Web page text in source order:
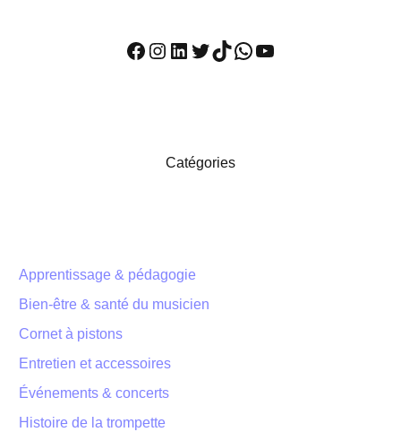
Facebook
Instagram
LinkedIn
Twitter
TikTok
WhatsApp
YouTube
Catégories
Apprentissage & pédagogie
Bien-être & santé du musicien
Cornet à pistons
Entretien et accessoires
Événements & concerts
Histoire de la trompette